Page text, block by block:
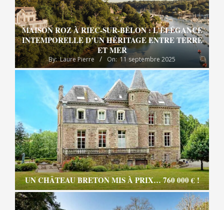
MAISON ROZ À RIEC-SUR-BÉLON : L’ÉLÉGANCE
INTEMPORELLE D’UN HÉRITAGE ENTRE TERRE
ET MER
By: Laure Pierre On: 11 septembre 2025
UN CHÂTEAU BRETON MIS À PRIX… 760 000 € !